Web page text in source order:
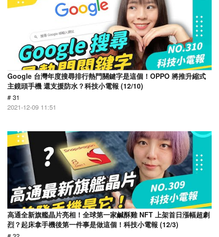
Google 台灣年度搜尋排行熱門關鍵字是這個！OPPO 將推升縮式
主鏡頭手機 還支援防水？科技小電報 (12/10)
# 31
2021-12-09 11:51
高通全新旗艦晶片亮相！全球第一家鹹酥雞 NFT 上架首日漲幅超劇
烈？起床拿手機後第一件事是做這個！科技小電報 (12/3)